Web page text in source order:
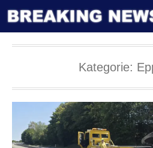
Kategorie: